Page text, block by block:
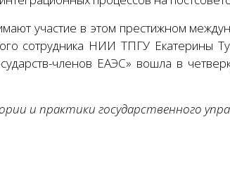
участие в этом престижном
сотрудника НИИ ТПГУ Екатерины
членов ЕАЭС» вошла в
и практики государственного